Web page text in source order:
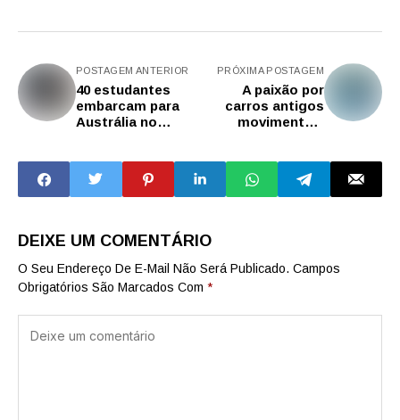
POSTAGEM ANTERIOR
40 estudantes
embarcam para
Austrália no
PRÓXIMA POSTAGEM
A paixão por
carros antigos
movimenta a
DEIXE UM COMENTÁRIO
O Seu Endereço De E-Mail Não Será Publicado. Campos
Obrigatórios São Marcados Com *